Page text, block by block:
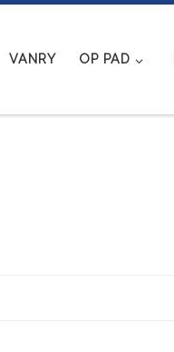
VANRY OP PAD